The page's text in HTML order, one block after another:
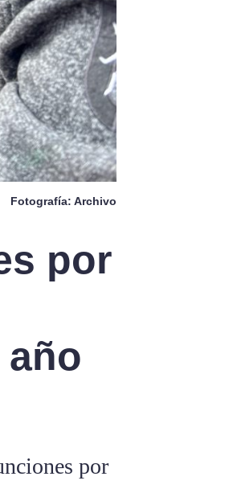
Fotografía: Archivo
por
por